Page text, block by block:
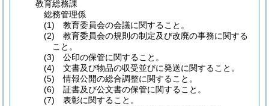
教育総務課
総務管理係
(1) 教育委員会の会議に関すること。
(2) 教育委員会の規則の制定及び改廃の事務に関する
こと。
(3) 公印の保管に関すること。
(4) 文書及び物品の収受並びに発送に関すること。
(5) 情報公開の総合調整に関すること。
(6) 証書及び公文書の保管に関すること。
(7) 表彰に関すること。